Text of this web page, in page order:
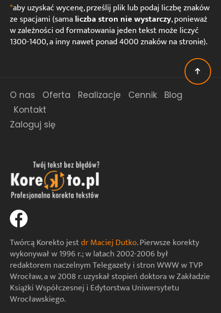
*aby uzyskać wycenę, prześlij plik lub podaj liczbę znaków
ze spacjami (samaliczba stron nie wystarczy, ponieważ
w zależności od formatowania jeden tekst może liczyć
1300-1400, a inny nawet ponad 4000 znaków na stronie).
O nas Oferta Realizacje Cennik
Blog
Kontakt
Zaloguj się
Twórcą Korekto jestdr Maciej Dutko. Pierwsze korekty
wykonywał w 1996 r.; w latach 2002-2006 był
redaktorem naczelnym Telegazety i stron WWW w TVP
Wrocław, a w 2008 r. uzyskał stopień doktora w Zakładzie
Książki Współczesnej i Edytorstwa Uniwersytetu
Wrocławskiego.